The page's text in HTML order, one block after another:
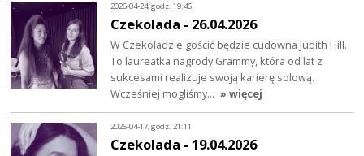
2026-04-24, godz. 19:46
Czekolada - 26.04.2026
W Czekoladzie gościć będzie cudowna Judith Hill.
To laureatka nagrody Grammy, która od lat z
sukcesami realizuje swoją karierę solową.
Wcześniej mogliśmy… » więcej
2026-04-17, godz. 21:11
Czekolada - 19.04.2026